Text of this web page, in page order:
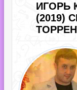
ИГОРЬ
(2019)